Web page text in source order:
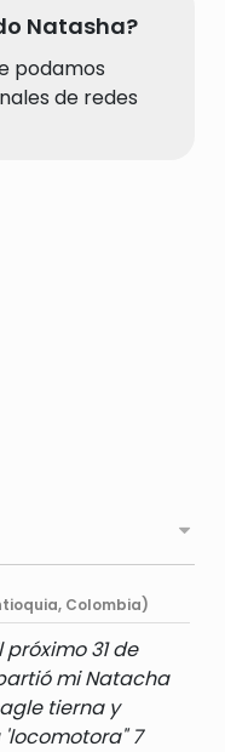
Natasha?
podamos
de redes
Colombia)
31 de
mi Natacha
tierna y
7